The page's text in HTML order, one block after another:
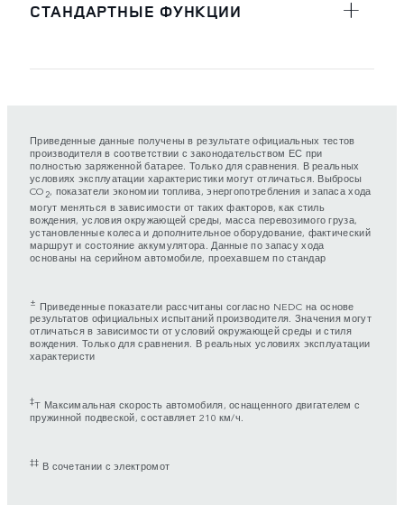
СТАНДАРТНЫЕ ФУНКЦИИ
Приведенные данные получены в результате официальных тестов
производителя в соответствии с законодательством ЕС при
полностью заряженной батарее. Только для сравнения. В реальных
условиях эксплуатации характеристики могут отличаться. Выбросы
CO 2, показатели экономии топлива, энергопотребления и запаса хода
могут меняться в зависимости от таких факторов, как стиль
вождения, условия окружающей среды, масса перевозимого груза,
установленные колеса и дополнительное оборудование, фактический
маршрут и состояние аккумулятора. Данные по запасу хода
основаны на серийном автомобиле, проехавшем по стандар
± Приведенные показатели рассчитаны согласно NEDC на основе
результатов официальных испытаний производителя. Значения могут
отличаться в зависимости от условий окружающей среды и стиля
вождения. Только для сравнения. В реальных условиях эксплуатации
характеристи
‡T Максимальная скорость автомобиля, оснащенного двигателем с
пружинной подвеской, составляет 210 км/ч.
‡‡ В сочетании с электромот